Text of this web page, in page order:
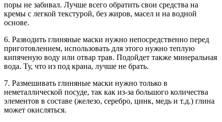
поры не забивал. Лучше всего обратить свои средства на
кремы с легкой текстурой, без жиров, масел и на водной
основе.
6. Разводить глиняные маски нужно непосредственно перед
приготовлением, использовать для этого нужно теплую
кипяченую воду или отвар трав. Подойдет также минеральная
вода. Ту, что из под крана, лучше не брать.
7. Размешивать глиняные маски нужно только в
неметаллической посуде, так как из-за большого количества
элементов в составе (железо, серебро, цинк, медь и т.д.) глина
может окисляться.